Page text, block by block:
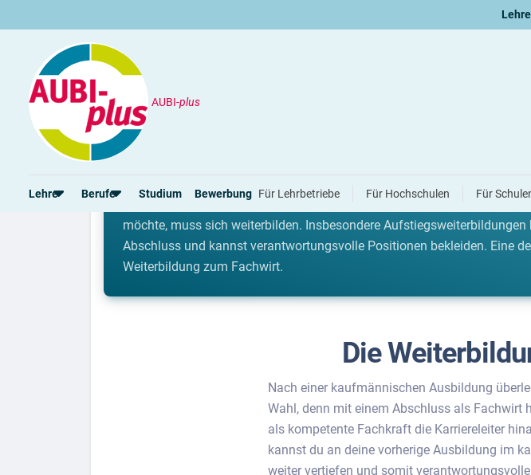
AUBI-plus
Lehre
Rund um die Lehre
Alle Städte von A-Z
Berufe
Rund um Berufe
Beliebte Berufe in der Schweiz
Berufe in der Schweiz
Studium Bewerbung Für Lehrbetriebe Für Hochschulen Für
Weiterbildung
Mit einer abgeschlossenen Berufsausbildung hast du schon einen
möchte, muss sich weiterbilden. Insbesondere
Abschluss und kannst verantwortungsvolle Positionen bekleiden. Eine
Weiterbildung zum Fachwirt.
Die
Nach einer kaufmännischen Ausbildung
Wahl, denn mit einem Abschluss als Fachwirt
als kompetente Fachkraft die Karriereleiter
kannst du an deine vorherige Ausbildung im
weiter vertiefen und somit